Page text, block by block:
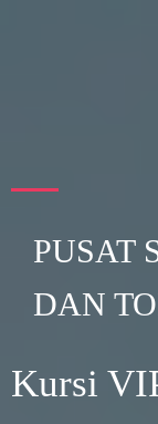
PUSAT
DAN
Kursi